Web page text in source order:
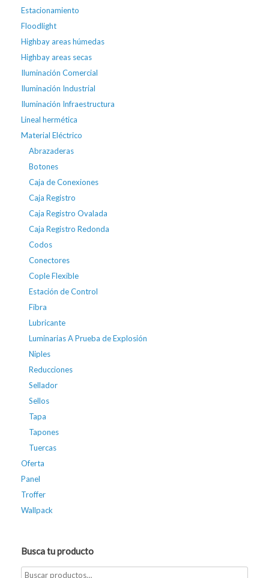
Estacionamiento
Floodlight
Highbay areas húmedas
Highbay areas secas
Iluminación Comercial
Iluminación Industrial
Iluminación Infraestructura
Lineal hermética
Material Eléctrico
Abrazaderas
Botones
Caja de Conexiones
Caja Registro
Caja Registro Ovalada
Caja Registro Redonda
Codos
Conectores
Cople Flexible
Estación de Control
Fibra
Lubricante
Luminarias A Prueba de Explosión
Niples
Reducciones
Sellador
Sellos
Tapa
Tapones
Tuercas
Oferta
Panel
Troffer
Wallpack
Busca tu producto